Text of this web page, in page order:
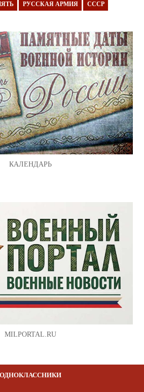
РУССКАЯ АРМИЯ СССР
КАЛЕНДАРЬ
MILPORTAL.RU
ОДНОКЛАССНИКИ